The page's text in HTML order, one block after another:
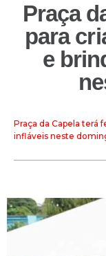
Praça
para
e
Praça da Capela terá
infláveis neste